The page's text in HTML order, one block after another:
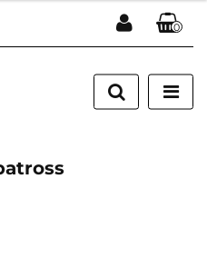
Zaloguj się
Zarejestruj się
0